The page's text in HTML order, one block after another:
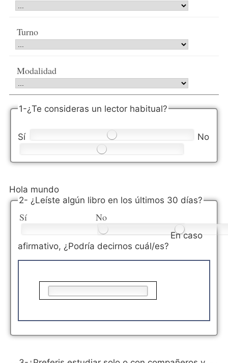
Turno
Modalidad
1-¿Te consideras un lector habitual?
Sí No
Hola mundo
2- ¿Leíste algún libro en los últimos 30 días?
Sí No
En caso
afirmativo, ¿Podría decirnos cuál/es?